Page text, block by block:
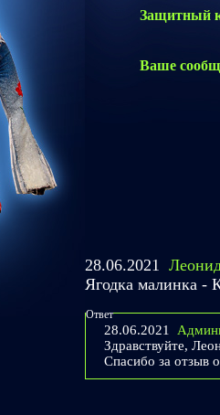
Защитный
Ваше
28.06.2021
Ягодка малинка -
Ответ
28.06.2021
Здравствуйте,
Спасибо за отзыв